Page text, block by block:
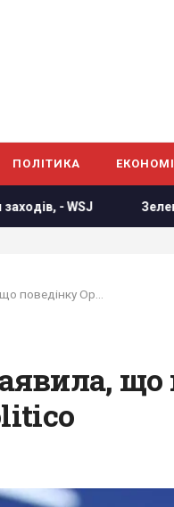
ПОЛІТИКА
Зеленський